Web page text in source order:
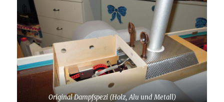
Original Dampfspezi (Holz, Alu und Metall)